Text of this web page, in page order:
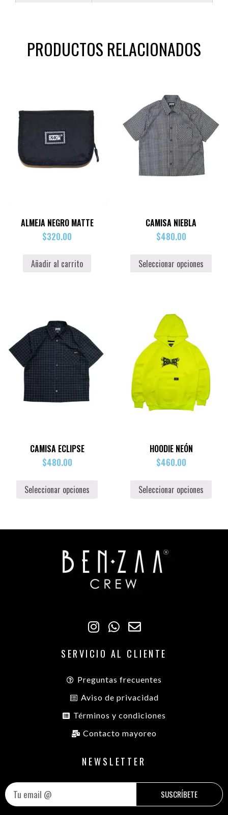
PRODUCTOS RELACIONADOS
ALMEJA NEGRO MATTE
$320.00
Añadir al carrito
CAMISA NIEBLA
$480.00
Seleccionar opciones
CAMISA ECLIPSE
$480.00
Seleccionar opciones
HOODIE NEÓN
$460.00
Seleccionar opciones
SERVICIO AL CLIENTE
Preguntas frecuentes
Aviso de privacidad
Términos y condiciones
Contacto mayoreo
NEWSLETTER
SUSCRÍBETE